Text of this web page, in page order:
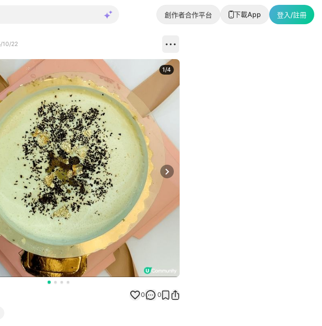
創作者合作平台 下載App 登入/註冊
10/22
Next slide
1/4
0 0